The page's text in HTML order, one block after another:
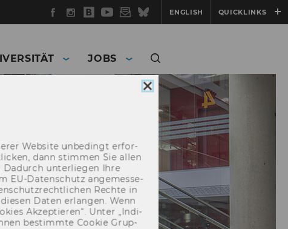
Facebook
Instagram
WU
Blog
YouTube
Newsletter
BlueskyENGLISH QUICKLINKS
JOBS
Cookie
schließen
Web­site un­be­dingt er­for­
dann stim­men Sie allen
Da­durch un­ter­lie­gen Ihre
EU-​Datenschutz an­ge­mes­se­
Rech­te in
Daten er­lan­gen. Wenn
Ak­zep­tie­ren“. Unter „In­di­
be­stimm­te Coo­kie Grup­